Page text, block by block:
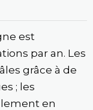
est
par an. Les
grâce à de
; les
en